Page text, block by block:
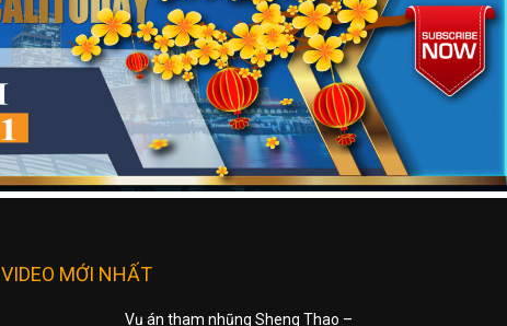
VIDEO MỚI NHẤT
Vụ án tham nhũng Sheng Thao –